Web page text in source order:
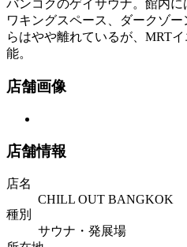
バンコクのゲイサウナ。館内
ワキングスペース、ダークゾ
らはやや離れているが、MRT
能。
店舗画像
店舗情報
店名
CHILL OUT BANGKOK
種別
サウナ・発展場